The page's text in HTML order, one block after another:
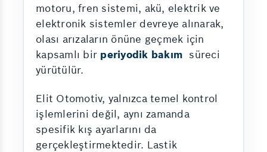
motoru, fren sistemi, akü, elektrik ve
elektronik sistemler devreye alınarak,
olası arızaların önüne geçmek için
kapsamlı bir periyodik bakım süreci
yürütülür.
Elit Otomotiv, yalnızca temel kontrol
işlemlerini değil, aynı zamanda
spesifik kış ayarlarını da
gerçekleştirmektedir. Lastik